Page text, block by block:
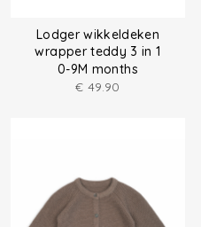
Lodger wikkeldeken
wrapper teddy 3 in 1
0-9M months
€ 49.90